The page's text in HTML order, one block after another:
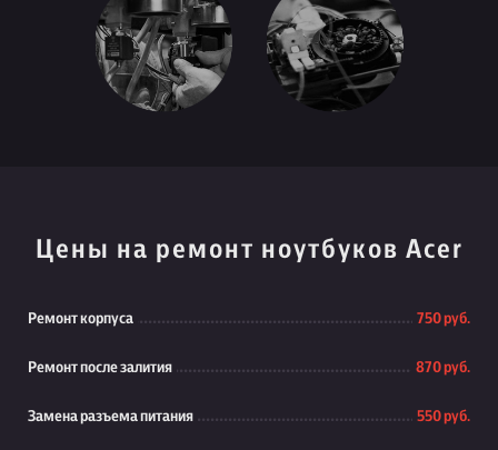
Цены на ремонт ноутбуков Acer
Ремонт корпуса 750 руб.
Ремонт после залития 870 руб.
Замена разъема питания 550 руб.